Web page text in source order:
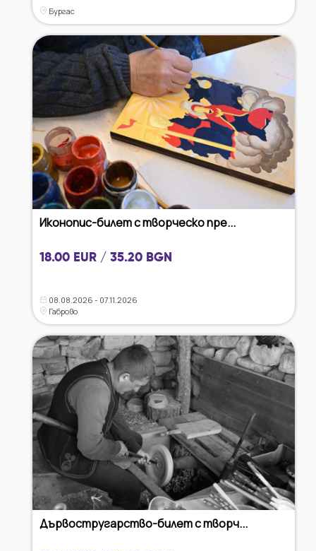
Бургас
Иконопис-билет с творческо пре...
18.00 EUR / 35.20 BGN
08.08.2026 - 07.11.2026
Габрово
Дървостругарство-билет с творч...